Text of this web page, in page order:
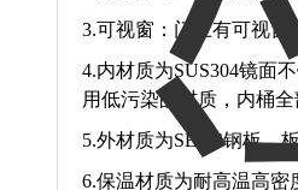
3.可视窗：门上有可视窗
4.内材质为SUS304镜面
用低污染的材质，内桶
5.外材质为SECC钢板，
6.保温材质为耐高温高